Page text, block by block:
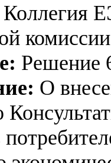
Коллегия
Решение
О